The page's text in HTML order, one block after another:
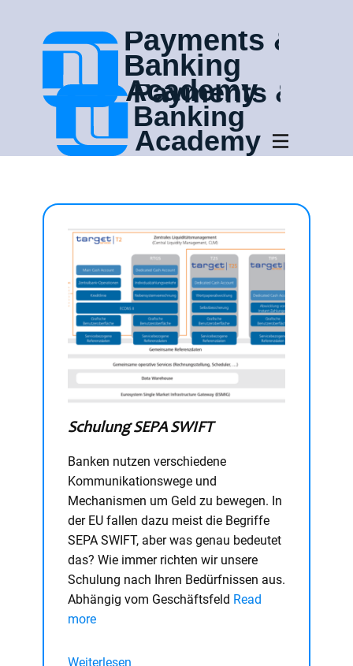
Schulung SEPA SWIFT
Banken nutzen verschiedene
Kommunikationswege und
Mechanismen um Geld zu bewegen. In
der EU fallen dazu meist die Begriffe
SEPA SWIFT, aber was genau bedeutet
das? Wie immer richten wir unsere
Schulung nach Ihren Bedürfnissen aus.
Abhängig vom Geschäftsfeld Read
more
Weiterlesen